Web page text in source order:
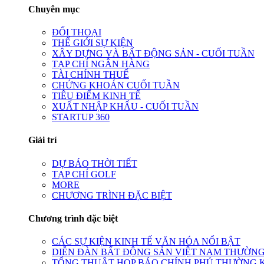
Chuyên mục
ĐỐI THOẠI
THẾ GIỚI SỰ KIỆN
XÂY DỰNG VÀ BẤT ĐỘNG SẢN - CUỐI TUẦN
TẠP CHÍ NGÂN HÀNG
TÀI CHÍNH THUẾ
CHỨNG KHOÁN CUỐI TUẦN
TIÊU ĐIỂM KINH TẾ
XUẤT NHẬP KHẨU - CUỐI TUẦN
STARTUP 360
Giải trí
DỰ BÁO THỜI TIẾT
TẠP CHÍ GOLF
MORE
CHƯƠNG TRÌNH ĐẶC BIỆT
Chương trình đặc biệt
CÁC SỰ KIỆN KINH TẾ VĂN HÓA NỔI BẬT
DIỄN ĐÀN BẤT ĐỘNG SẢN VIỆT NAM